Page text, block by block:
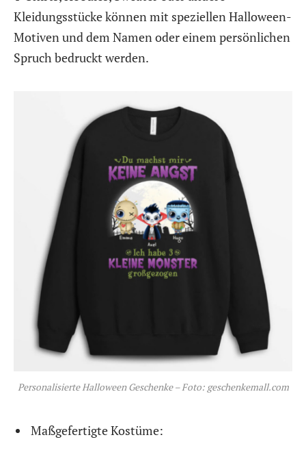
Kleidungsstücke können mit speziellen Halloween-
Motiven und dem Namen oder einem persönlichen
Spruch bedruckt werden.
Personalisierte Halloween Geschenke – Foto: geschenkemall.com
Maßgefertigte Kostüme: